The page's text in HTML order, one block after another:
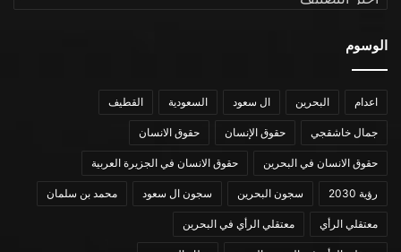
الوسوم
اعدام البحرين ال سعود السعودية القطيف
جمال خاشقجي حقوق الإنسان حقوق الانسان
حقوق الانسان في البحرين حقوق الانسان في الجزيرة العربية
رؤية 2030 سجون البحرين سجون ال سعود محمد بن سلمان
معتقلي الرأي معتقلي الرأي في البحرين